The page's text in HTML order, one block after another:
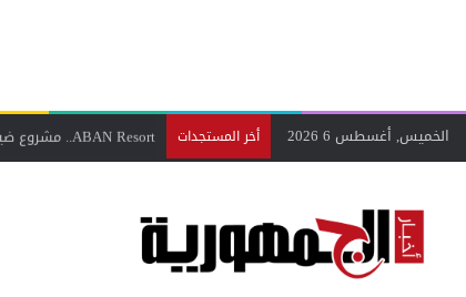
الخميس, أغسطس 6 2026 أخر المستجدات ABAN Resort.. مشروع ضيافة حديث يواكب تطلعات السياحة السعودية برؤية مستقبلية